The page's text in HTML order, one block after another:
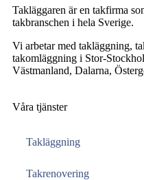
Takläggaren är en takfirma
takbranschen i hela Sverige.
Vi arbetar med takläggning,
takomläggning i Stor-
Västmanland, Dalarna,
Våra tjänster
Takläggning
Takrenovering